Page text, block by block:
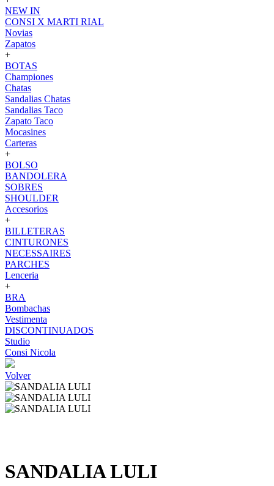
NEW IN
CONSI X MARTI RIAL
Novias
Zapatos
+
BOTAS
Championes
Chatas
Sandalias Chatas
Sandalias Taco
Zapato Taco
Mocasines
Carteras
+
BOLSO
BANDOLERA
SOBRES
SHOULDER
Accesorios
+
BILLETERAS
CINTURONES
NECESSAIRES
PARCHES
Lenceria
+
BRA
Bombachas
Vestimenta
DISCONTINUADOS
Studio
Consi Nicola
Volver
SANDALIA LULI